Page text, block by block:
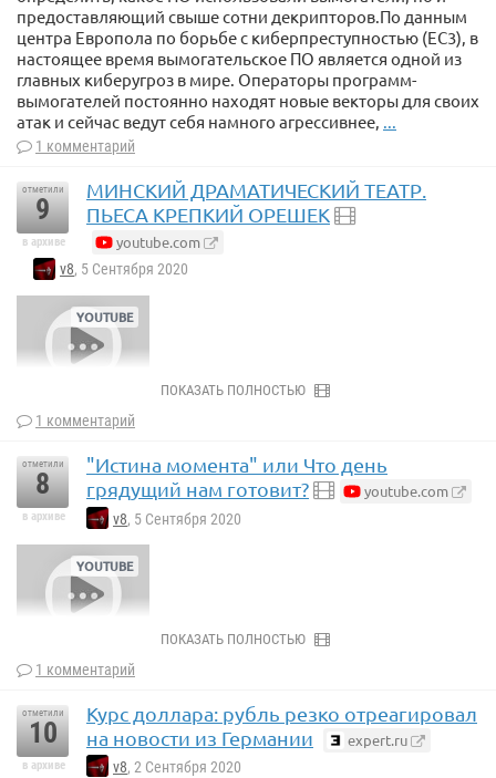
предоставляющий свыше сотни декрипторов.По данным
центра Европола по борьбе с киберпреступностью (EC3), в
настоящее время вымогательское ПО является одной из
главных киберугроз в мире. Операторы программ-
вымогателей постоянно находят новые векторы для своих
атак и сейчас ведут себя намного агрессивнее, ...
1 комментарий
отметили
9
в архиве
МИНСКИЙ ДРАМАТИЧЕСКИЙ ТЕАТР.
ПЬЕСА КРЕПКИЙ ОРЕШЕК
youtube.com
v8, 5 Сентября 2020
ПОКАЗАТЬ ПОЛНОСТЬЮ
1 комментарий
отметили
8
в архиве
"Истина момента" или Что день
грядущий нам готовит?
youtube.com
v8, 5 Сентября 2020
ПОКАЗАТЬ ПОЛНОСТЬЮ
1 комментарий
отметили
10
в архиве
Курс доллара: рубль резко отреагировал
на новости из Германии
expert.ru
v8, 2 Сентября 2020